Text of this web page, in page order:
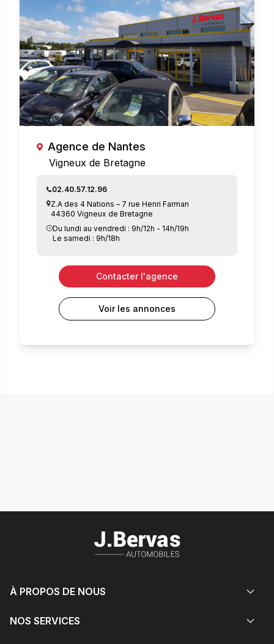
Agence de Nantes
Vigneux de Bretagne
02.40.57.12.96
Z.A des 4 Nations – 7 rue Henri Farman
44360 Vigneux de Bretagne
Du lundi au vendredi : 9h/12h - 14h/19h
Le samedi : 9h/18h
Contacter l'agence
Voir les annonces
À PROPOS DE NOUS
NOS SERVICES